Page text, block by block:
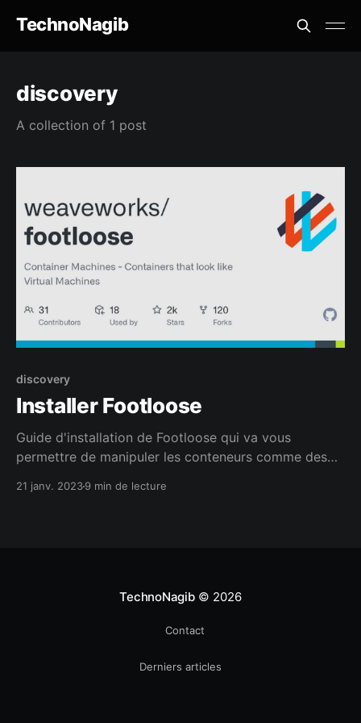
TechnoNagib
discovery
A collection of 1 post
discovery
Installer Footloose
Guide d'installation de Footloose qui va vous
permettre de manipuler les conteneurs comme des
21 janv. 20239 min de lecture
TechnoNagib© 2026
Contact
Derniers articles